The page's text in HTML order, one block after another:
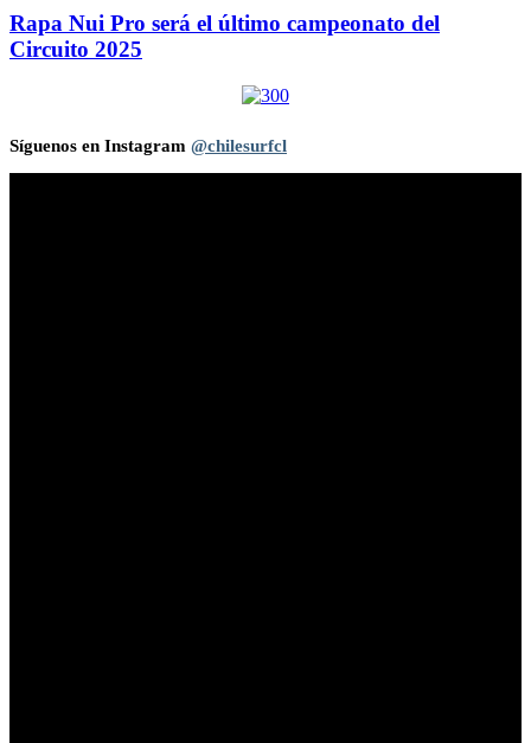
Rapa Nui Pro será el último campeonato del
Circuito 2025
Síguenos en Instagram @chilesurfcl